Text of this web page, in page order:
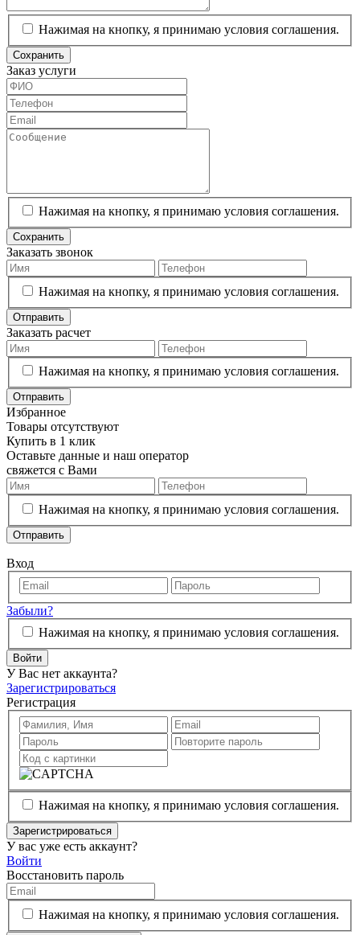
Нажимая на кнопку, я принимаю условия соглашения.
Сохранить
Заказ услуги
Нажимая на кнопку, я принимаю условия соглашения.
Сохранить
Заказать звонок
Нажимая на кнопку, я принимаю условия соглашения.
Отправить
Заказать расчет
Нажимая на кнопку, я принимаю условия соглашения.
Отправить
Избранное
Товары отсутствуют
Купить в 1 клик
Оставьте данные и наш оператор
свяжется с Вами
Нажимая на кнопку, я принимаю условия соглашения.
Отправить
Вход
Забыли?
Нажимая на кнопку, я принимаю условия соглашения.
Войти
У Вас нет аккаунта?
Зарегистрироваться
Регистрация
Нажимая на кнопку, я принимаю условия соглашения.
Зарегистрироваться
У вас уже есть аккаунт?
Войти
Восстановить пароль
Нажимая на кнопку, я принимаю условия соглашения.